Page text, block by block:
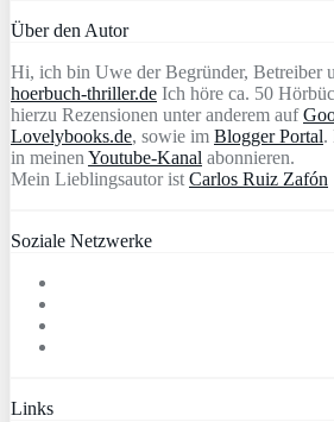
Über den Autor
Hi, ich bin Uwe der Begründer, Betreiber
hoerbuch-thriller.de Ich höre ca. 50
hierzu Rezensionen unter anderem auf
Lovelybooks.de, sowie im Blogger Portal.
in meinen Youtube-Kanal abonnieren.
Mein Lieblingsautor ist Carlos Ruiz Zafón
Soziale Netzwerke
Links